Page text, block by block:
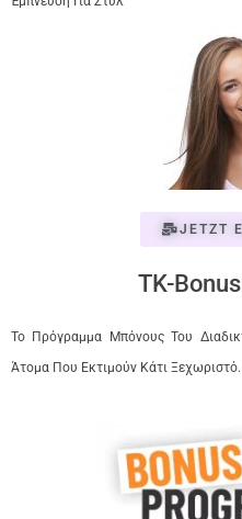
JETZT
TK-
Το Πρόγραμμα Μπόνους Του
Άτομα Που Εκτιμούν Κάτι Ξεχωριστό.